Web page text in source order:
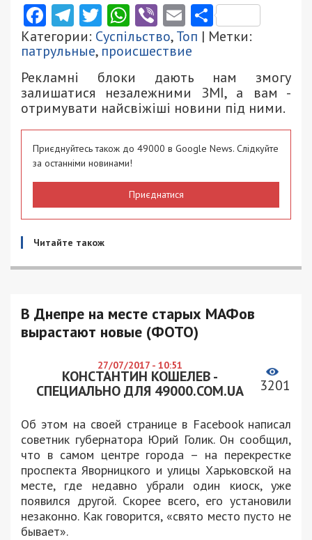
Facebook
Telegram
Twitter
WhatsApp
ViberEmail
Категории: Суспільство,Топ | Метки:
патрульные, происшествие
Рекламні блоки дають нам змогу
залишатися незалежними ЗМІ, а вам -
отримувати найсвіжіші новини під ними.
Приєднуйтесь також до 49000 в Google News. Слідкуйте
за останніми новинами!
Приєднатися
Читайте також
В Днепре на месте старых МАФов
вырастают новые (ФОТО)
27/07/2017 - 10:51
КОНСТАНТИН КОШЕЛЕВ -
СПЕЦИАЛЬНО ДЛЯ 49000.COM.UA
3201
Об этом на своей странице в Facebook написал
советник губернатора Юрий Голик. Он сообщил,
что в самом центре города – на перекрестке
проспекта Яворницкого и улицы Харьковской на
месте, где недавно убрали один киоск, уже
появился другой. Скорее всего, его установили
незаконно. Как говорится, «свято место пусто не
бывает».